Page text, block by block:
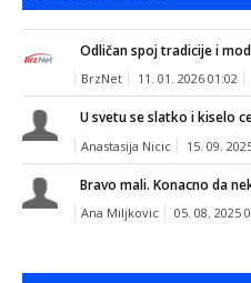
Odličan spoj tradicije i
BrzNet 11. 01. 2026 01:02
U svetu se slatko i kiselo
Anastasija Nicic 15. 09.
Bravo mali. Konacno da
Ana Miljkovic 05. 08. 2025